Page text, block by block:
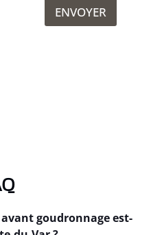
ENVOYER
goudronnage est-